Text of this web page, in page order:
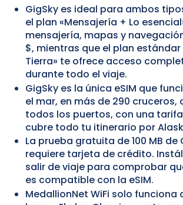
GigSky es ideal para ambos
el plan «Mensajería + Lo
mensajería, mapas y
$, mientras que el plan estándar
Tierra» te ofrece acceso
durante todo el viaje.
GigSky es la única eSIM que
el mar, en más de 290 cruceros,
todos los puertos, con una
cubre todo tu itinerario por
La prueba gratuita de 100 MB de
requiere tarjeta de crédito.
salir de viaje para comprobar
es compatible con la eSIM.
MedallionNet WiFi solo funciona